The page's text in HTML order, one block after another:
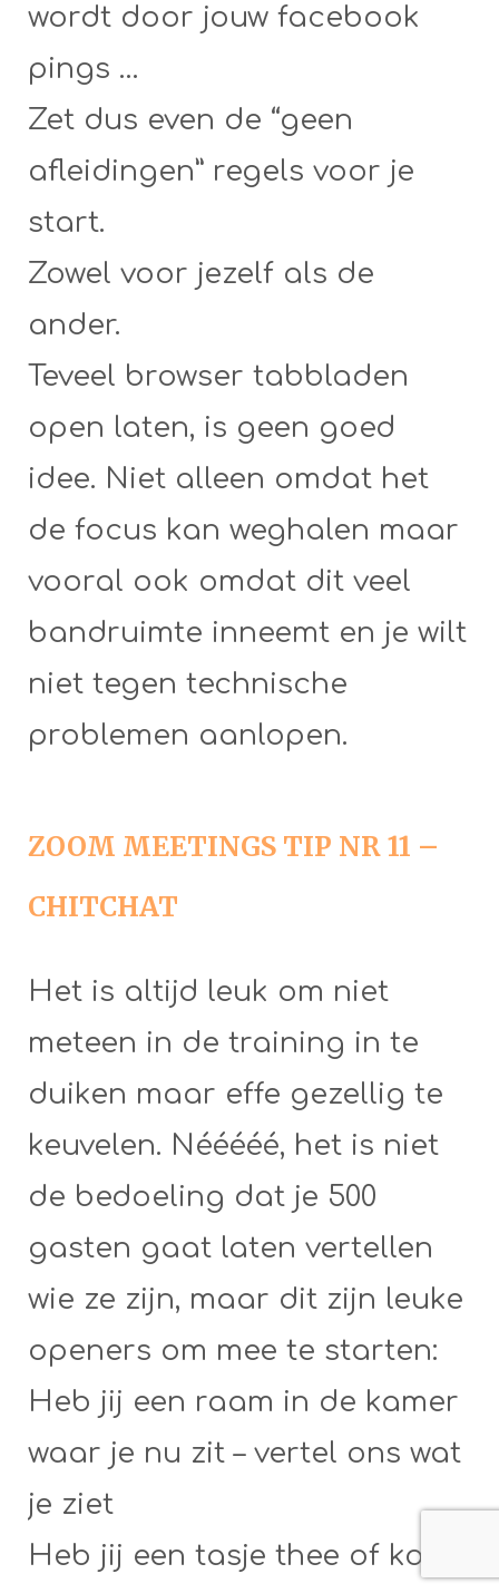
wordt door jouw facebook
pings …
Zet dus even de “geen
afleidingen” regels voor je
start.
Zowel voor jezelf als de
ander.
Teveel browser tabbladen
open laten, is geen goed
idee. Niet alleen omdat het
de focus kan weghalen maar
vooral ook omdat dit veel
bandruimte inneemt en je wilt
niet tegen technische
problemen aanlopen.
ZOOM MEETINGS TIP NR 11 –
CHITCHAT
Het is altijd leuk om niet
meteen in de training in te
duiken maar effe gezellig te
keuvelen. Nééééé, het is niet
de bedoeling dat je 500
gasten gaat laten vertellen
wie ze zijn, maar dit zijn leuke
openers om mee te starten:
Heb jij een raam in de kamer
waar je nu zit – vertel ons wat
je ziet
Heb jij een tasje thee of koffie